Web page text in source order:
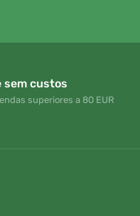
sem custos
superiores a 80 EUR